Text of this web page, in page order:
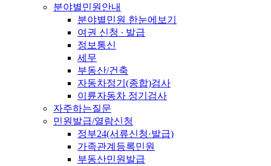
분야별민원안내
분야별민원 한눈에보기
여권 신청 ∙ 발급
정보통신
세무
부동산/건축
자동차정기(종합)검사
이륜자동차 정기검사
자주하는질문
민원발급/열람신청
정부24(서류신청·발급)
가족관계등록민원
부동산민원발급